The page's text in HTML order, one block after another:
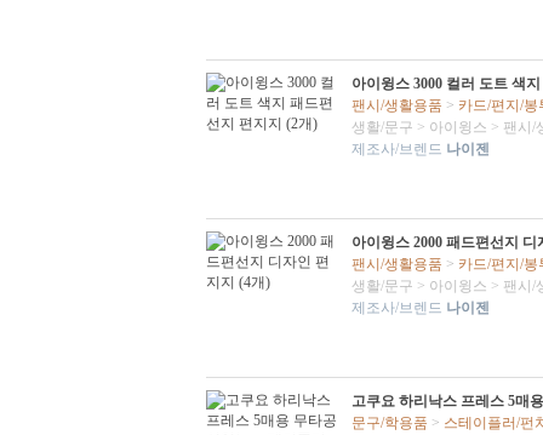
아이윙스 3000 컬러 도트 색
팬시/생활용품 > 카드/편지/봉
생활/문구 > 아이윙스 > 팬시/
제조사/브렌드 나이젠
아이윙스 2000 패드편선지 디
팬시/생활용품 > 카드/편지/봉
생활/문구 > 아이윙스 > 팬시/
제조사/브렌드 나이젠
고쿠요 하리낙스 프레스 5매
문구/학용품 > 스테이플러/펀